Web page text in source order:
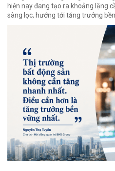
hiện nay đang tạo ra khoảng lặng
sàng lọc, hướng tới tăng trưởng